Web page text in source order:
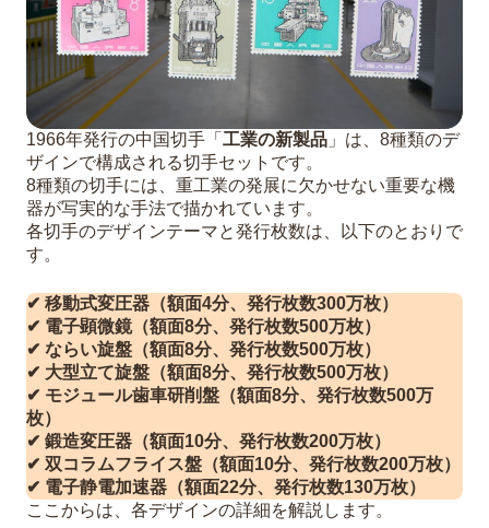
1966年発行の中国切手「 工業の新製品 」は、8種類のデ
ザインで構成される切手セットです。
8種類の切手には、重工業の発展に欠かせない重要な機
器が写実的な手法で描かれています。
各切手のデザインテーマと発行枚数は、以下のとおりで
す。
✔ 移動式変圧器（額面4分、発行枚数300万枚）
✔ 電子顕微鏡（額面8分、発行枚数500万枚）
✔ ならい旋盤（額面8分、発行枚数500万枚）
✔ 大型立て旋盤（額面8分、発行枚数500万枚）
✔ モジュール歯車研削盤（額面8分、発行枚数500万
枚）
✔ 鍛造変圧器（額面10分、発行枚数200万枚）
✔ 双コラムフライス盤（額面10分、発行枚数200万枚）
✔ 電子静電加速器（額面22分、発行枚数130万枚）
ここからは、各デザインの詳細を解説します。